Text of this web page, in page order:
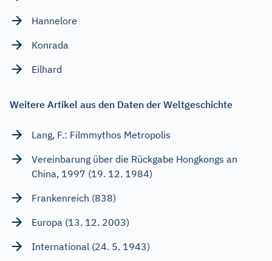
Hannelore
Konrada
Eilhard
Weitere Artikel aus den Daten der Weltgeschichte
Lang, F.: Filmmythos Metropolis
Vereinbarung über die Rückgabe Hongkongs an
China, 1997 (19. 12. 1984)
Frankenreich (838)
Europa (13. 12. 2003)
International (24. 5. 1943)